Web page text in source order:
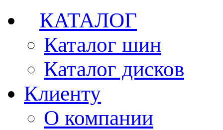
КАТАЛОГ
Каталог шин
Каталог дисков
Клиенту
О компании